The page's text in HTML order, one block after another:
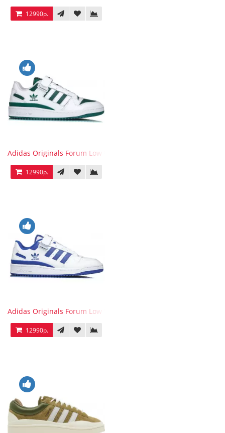
12990р.
Adidas Originals Forum Low WB White Green
12990р.
Adidas Originals Forum Low WB White Blue
12990р.